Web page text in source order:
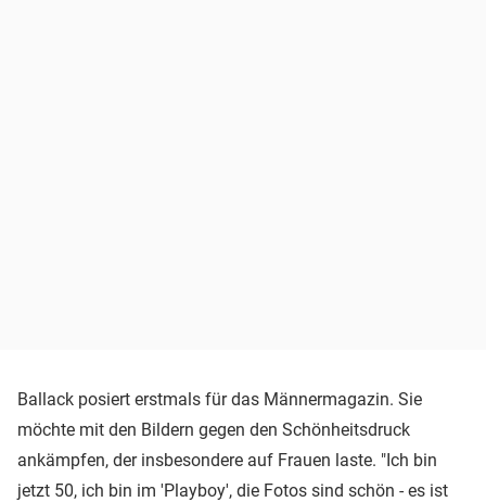
Ballack posiert erstmals für das Männermagazin. Sie
möchte mit den Bildern gegen den Schönheitsdruck
ankämpfen, der insbesondere auf Frauen laste. "Ich bin
jetzt 50, ich bin im 'Playboy', die Fotos sind schön - es ist